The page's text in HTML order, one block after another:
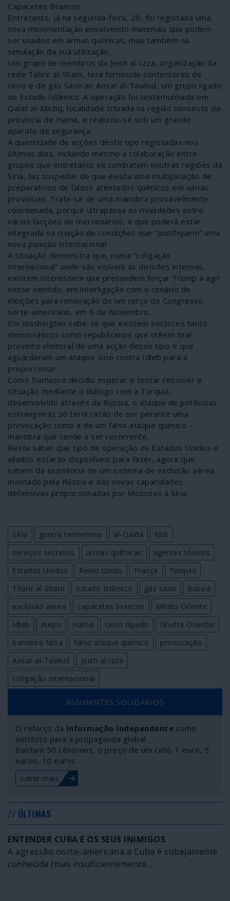
Capacetes Brancos.
Entretanto, já na segunda-feira, 29, foi registada uma
nova movimentação envolvendo materiais que podem
ser usados em armas químicas, mas também na
simulação da sua utilização.
Um grupo de membros da Jeish al-Izza, organização da
rede Tahrir al-Sham, terá fornecido contentores de
cloro e de gás Sarin ao Ansar al-Tawhid, um grupo ligado
ao Estado Islâmico. A operação foi testemunhada em
Qalat al-Maziq, localidade situada na região noroeste da
província de Hama, e realizou-se sob um grande
aparato de segurança.
A quantidade de acções deste tipo registadas nos
últimos dias, incluindo mesmo a colaboração entre
grupos que entretanto se combatem noutras regiões da
Síria, faz suspeitar de que exista uma multiplicação de
preparativos de falsos atentados químicos em várias
províncias. Trata-se de uma manobra provavelmente
coordenada, porque ultrapassa as rivalidades entre
várias facções de mercenários, e que poderá estar
integrada na criação de condições que “justifiquem” uma
nova punição internacional.
A situação demonstra que, numa “coligação
internacional” onde são visíveis as divisões internas,
existem interessem que pretendem forçar Trump a agir
nesse sentido, em interligação com o cenário de
eleições para renovação de um terço do Congresso
norte-americano, em 6 de Novembro.
Em Washington sabe-se que existem sectores tanto
democráticos como republicanos que crêem tirar
proveito eleitoral de uma acção desse tipo e que
aguardaram um ataque sírio contra Idleb para a
proporcionar.
Como Damasco decidiu esperar e tentar resolver a
situação mediante o diálogo com a Turquia,
desenvolvido através da Rússia, o ataque de potências
estrangeiras só teria razão de ser perante uma
provocação como a de um falso ataque químico –
manobra que tende a ser recorrente.
Resta saber que tipo de operação os Estados Unidos e
aliados estarão disponíveis para fazer, agora que
sabem da existência de um sistema de exclusão aérea
montado pela Rússia e das novas capacidades
defensivas proporcionadas por Moscovo à Síria.
Síria guerra terrorismo al-Qaida
MI6
serviços secretos
armas químicas
agentes tóxicos
Estados Unidos
Reino Unido França
Turquia
Tharir al-Sham
Estado Islâmico gás sarin
Rússia
exclusão aérea
capacetes brancos
Médio Oriente
Idleb
Alepo Hama cloro líquido
Ghutta Oriental
bandeira falsa
falso ataque químico
provocação
Ansar al-Tawhid
Jeish al-Izza
coligação internacional
ASSINANTES SOLIDÁRIOS
O reforço da Informação Independente como
antídoto para a propaganda global.
Bastam 50 cêntimos, o preço de um café, 1 euro, 5
euros, 10 euros…
saber mais
// ÚLTIMAS
ENTENDER CUBA E OS SEUS INIMIGOS
A agressão norte-americana a Cuba é sobejamente
conhecida (mas insuficientemente...